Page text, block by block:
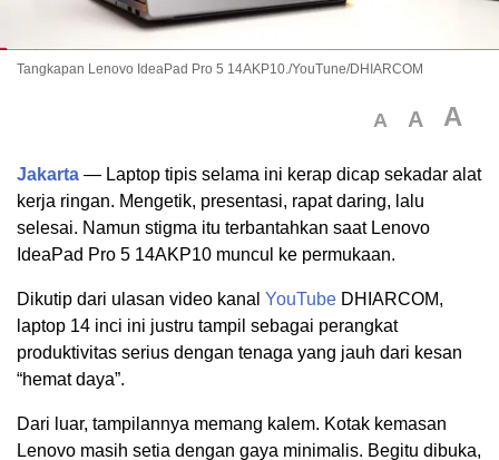
Tangkapan Lenovo IdeaPad Pro 5 14AKP10./YouTune/DHIARCOM
A A A
Jakarta — Laptop tipis selama ini kerap dicap sekadar alat
kerja ringan. Mengetik, presentasi, rapat daring, lalu
selesai. Namun stigma itu terbantahkan saat Lenovo
IdeaPad Pro 5 14AKP10 muncul ke permukaan.
Dikutip dari ulasan video kanal YouTube DHIARCOM,
laptop 14 inci ini justru tampil sebagai perangkat
produktivitas serius dengan tenaga yang jauh dari kesan
“hemat daya”.
Dari luar, tampilannya memang kalem. Kotak kemasan
Lenovo masih setia dengan gaya minimalis. Begitu dibuka,